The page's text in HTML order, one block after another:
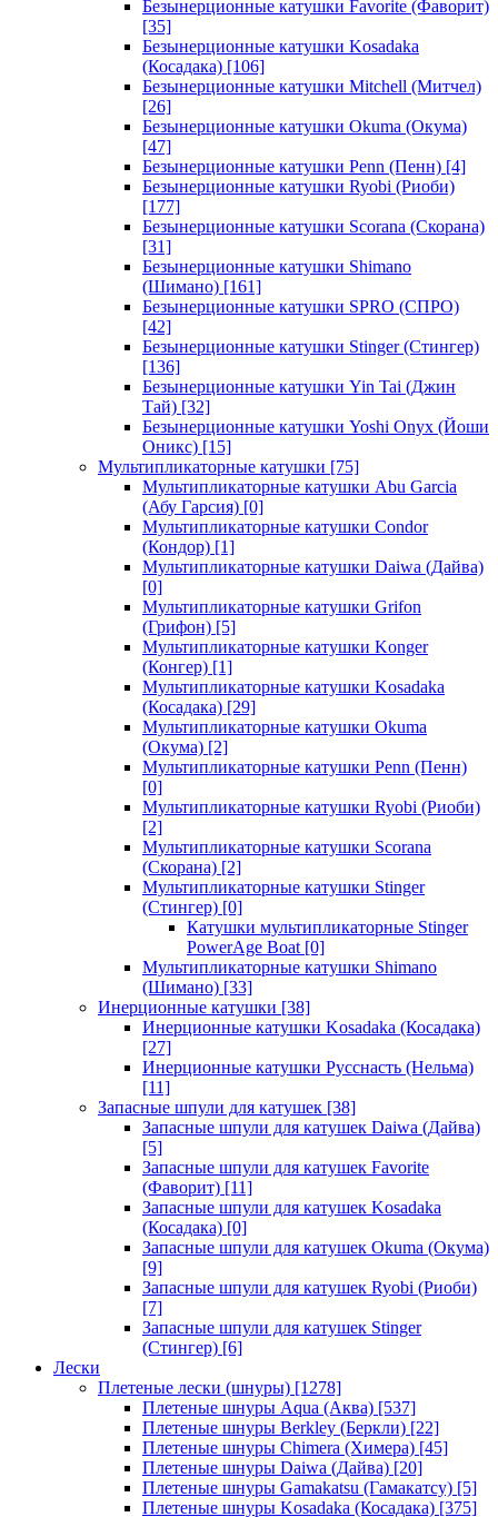
Безынерционные катушки Favorite (Фаворит)
[35]
Безынерционные катушки Kosadaka
(Косадака) [106]
Безынерционные катушки Mitchell (Митчел)
[26]
Безынерционные катушки Okuma (Окума)
[47]
Безынерционные катушки Penn (Пенн) [4]
Безынерционные катушки Ryobi (Риоби)
[177]
Безынерционные катушки Scorana (Скорана)
[31]
Безынерционные катушки Shimano
(Шимано) [161]
Безынерционные катушки SPRO (СПРО)
[42]
Безынерционные катушки Stinger (Стингер)
[136]
Безынерционные катушки Yin Tai (Джин
Тай) [32]
Безынерционные катушки Yoshi Onyx (Йоши
Оникс) [15]
Мультипликаторные катушки [75]
Мультипликаторные катушки Abu Garcia
(Абу Гарсия) [0]
Мультипликаторные катушки Condor
(Кондор) [1]
Мультипликаторные катушки Daiwa (Дайва)
[0]
Мультипликаторные катушки Grifon
(Грифон) [5]
Мультипликаторные катушки Konger
(Конгер) [1]
Мультипликаторные катушки Kosadaka
(Косадака) [29]
Мультипликаторные катушки Okuma
(Окума) [2]
Мультипликаторные катушки Penn (Пенн)
[0]
Мультипликаторные катушки Ryobi (Риоби)
[2]
Мультипликаторные катушки Scorana
(Скорана) [2]
Мультипликаторные катушки Stinger
(Стингер) [0]
Катушки мультипликаторные Stinger
PowerAge Boat [0]
Мультипликаторные катушки Shimano
(Шимано) [33]
Инерционные катушки [38]
Инерционные катушки Kosadaka (Косадака)
[27]
Инерционные катушки Русснасть (Нельма)
[11]
Запасные шпули для катушек [38]
Запасные шпули для катушек Daiwa (Дайва)
[5]
Запасные шпули для катушек Favorite
(Фаворит) [11]
Запасные шпули для катушек Kosadaka
(Косадака) [0]
Запасные шпули для катушек Okuma (Окума)
[9]
Запасные шпули для катушек Ryobi (Риоби)
[7]
Запасные шпули для катушек Stinger
(Стингер) [6]
Лески
Плетеные лески (шнуры) [1278]
Плетеные шнуры Aqua (Аква) [537]
Плетеные шнуры Berkley (Беркли) [22]
Плетеные шнуры Chimera (Химера) [45]
Плетеные шнуры Daiwa (Дайва) [20]
Плетеные шнуры Gamakatsu (Гамакатсу) [5]
Плетеные шнуры Kosadaka (Косадака) [375]